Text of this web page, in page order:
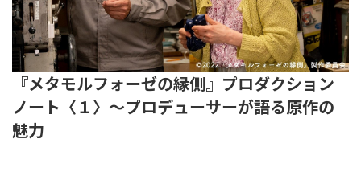
『メタモルフォーゼの縁側』プロダクション
ノート〈１〉～プロデューサーが語る原作の
魅力